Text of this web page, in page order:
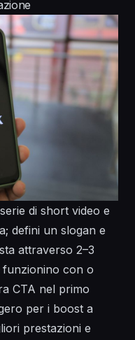
di short video e
defini un slogan e
attraverso 2–3
funzionino con o
CTA nel primo
per i boost a
prestazioni e